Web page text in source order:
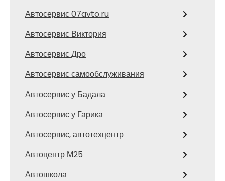
Автосервис 07avto.ru
Автосервис Виктория
Автосервис Дро
Автосервис самообслуживания
Автосервис у Бадала
Автосервис у Гарика
Автосервис, автотехцентр
Автоцентр М25
Автошкола